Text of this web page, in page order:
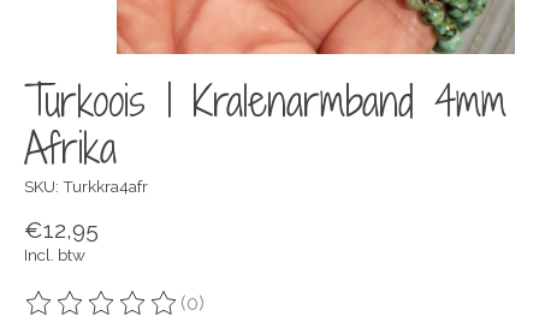
Turkoois | Kralenarmband 4mm
Afrika
SKU: Turkkra4afr
€12,95
Incl. btw
De beoordeling van dit product is
(0)